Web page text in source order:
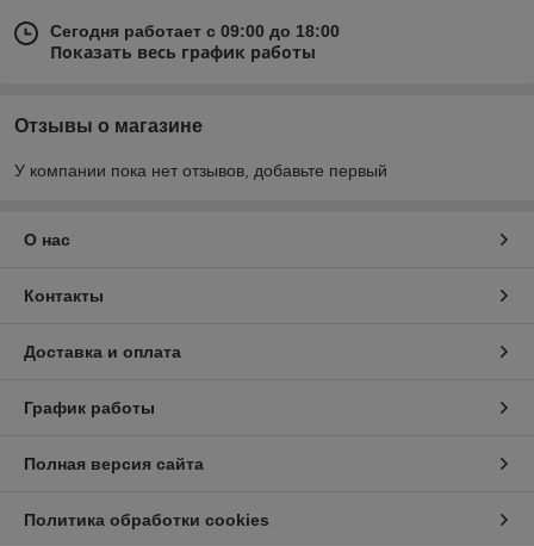
Сегодня работает с 09:00 до 18:00
Показать весь график работы
Отзывы о магазине
У компании пока нет отзывов, добавьте первый
О нас
Контакты
Доставка и оплата
График работы
Полная версия сайта
Политика обработки cookies